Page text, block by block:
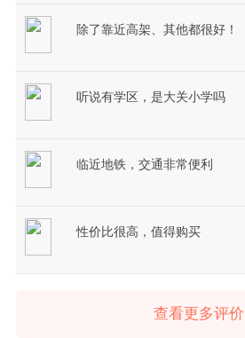
除了靠近高架、其他都很好！
听说有学区，是大关小学吗
临近地铁，交通非常便利
性价比很高，值得购买
查看更多评价